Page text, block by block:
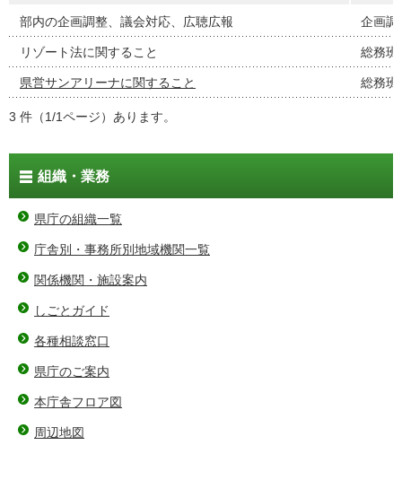
部内の企画調整、議会対応、広聴広報 企画調
リゾート法に関すること 総務班
県営サンアリーナに関すること 総務班
3 件（1/1ページ）あります。
組織・業務
県庁の組織一覧
庁舎別・事務所別地域機関一覧
関係機関・施設案内
しごとガイド
各種相談窓口
県庁のご案内
本庁舎フロア図
周辺地図